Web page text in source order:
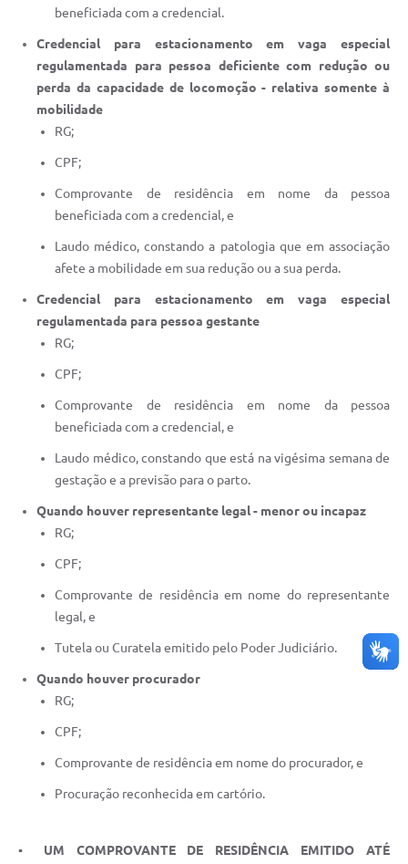
beneficiada com a credencial.
Credencial para estacionamento em vaga especial
regulamentada para pessoa deficiente com redução ou
perda da capacidade de locomoção - relativa somente à
mobilidade
RG;
CPF;
Comprovante de residência em nome da pessoa
beneficiada com a credencial, e
Laudo médico, constando a patologia que em associação
afete a mobilidade em sua redução ou a sua perda.
Credencial para estacionamento em vaga especial
regulamentada para pessoa gestante
RG;
CPF;
Comprovante de residência em nome da pessoa
beneficiada com a credencial, e
Laudo médico, constando que está na vigésima semana de
gestação e a previsão para o parto.
Quando houver representante legal - menor ou incapaz
RG;
CPF;
Comprovante de residência em nome do representante
legal, e
Tutela ou Curatela emitido pelo Poder Judiciário.
Quando houver procurador
RG;
CPF;
Comprovante de residência em nome do procurador, e
Procuração reconhecida em cartório.
▪ UM COMPROVANTE DE RESIDÊNCIA EMITIDO ATÉ